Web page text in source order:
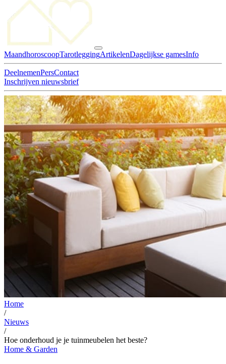
MaandhoroscoopTarotleggingArtikelenDagelijkse gamesInfo
DeelnemenPersContact
Inschrijven nieuwsbrief
Home
/
Nieuws
/
Hoe onderhoud je je tuinmeubelen het beste?
Home & Garden